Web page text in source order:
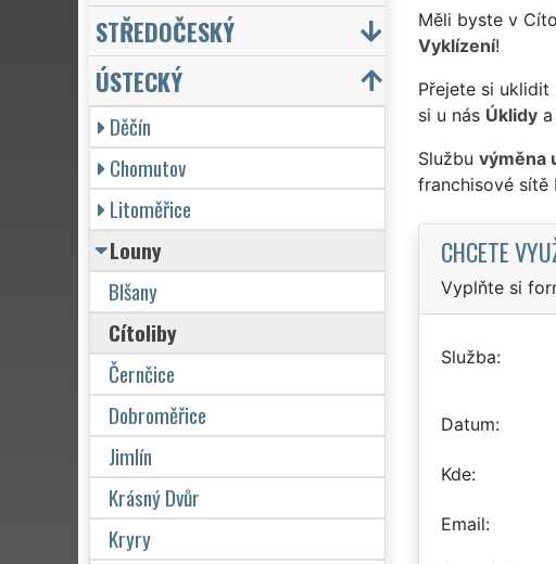
Měli byste v
Vyklízení!
Přejete si
si u nás Úklidya
Službu výměna
franchisové sítě
CHCETE
Vyplňte si
Služba
Datum
Kde
Email
STŘEDOČESKÝ
ÚSTECKÝ
Děčín
Chomutov
Litoměřice
Louny
Blšany
Cítoliby
Černčice
Dobroměřice
Jimlín
Krásný Dvůr
Kryry